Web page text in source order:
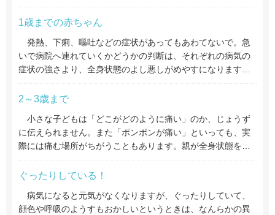
1歳までの赤ちゃん
発熱、下痢、嘔吐などの症状があってもあわてないで。急
いで病院へ連れていくかどうかの判断は、それぞれの病気の
症状の強さより、全身状態のよし悪しがめやすになります…
2～3歳まで
小さな子どもは「どこがどのように痛い」のか、じょうず
に伝えられません。また「ポンポンが痛い」といっても、実
際には痛む場所がちがうこともあります。親が全身状態を…
ぐったりしている！
病気になると元気がなくなりますが、ぐったりしていて、
顔色や呼吸のようすもおかしいというときは、なんらかの異